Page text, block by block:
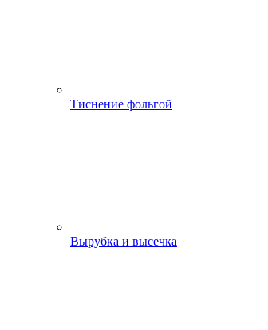
Тиснение фольгой
Вырубка и высечка